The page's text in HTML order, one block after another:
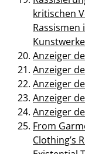
kritischen
Anzeiger
Anzeiger
Anzeiger
Anzeiger
Anzeiger
From
Clothing’s